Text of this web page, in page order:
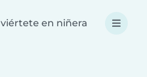
en niñera